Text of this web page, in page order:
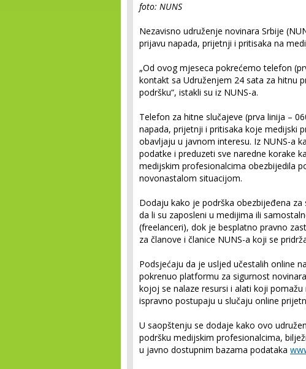
foto: NUNS
Nezavisno udruženje novinara Srbije
prijavu napada, prijetnji i pritisaka na
„Od ovog mjeseca pokrećemo telefon
kontakt sa Udruženjem 24 sata za hitnu
podršku“, istakli su iz NUNS-a.
Telefon za hitne slučajeve (prva linija –
napada, prijetnji i pritisaka koje medijski
obavljaju u javnom interesu. Iz NUNS-a
podatke i preduzeti sve naredne korake
medijskim profesionalcima obezbijedila
novonastalom situacijom.
Dodaju kako je podrška obezbijeđena
da li su zaposleni u medijima ili
(freelanceri), dok je besplatno pravno
za članove i članice NUNS-a koji se
Podsjećaju da je usljed učestalih online
pokrenuo platformu za sigurnost novinara
kojoj se nalaze resursi i alati koji
ispravno postupaju u slučaju online
U saopštenju se dodaje kako ovo
podršku medijskim profesionalcima,
u javno dostupnim bazama podataka